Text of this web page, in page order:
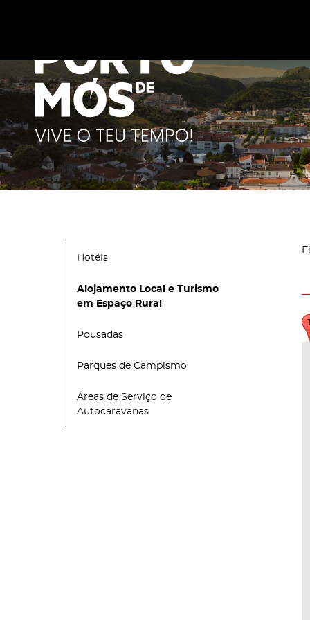
Hotéis
Alojamento Local e Turismo
em Espaço Rural
Pousadas
Parques de Campismo
Áreas de Serviço de
Autocaravanas